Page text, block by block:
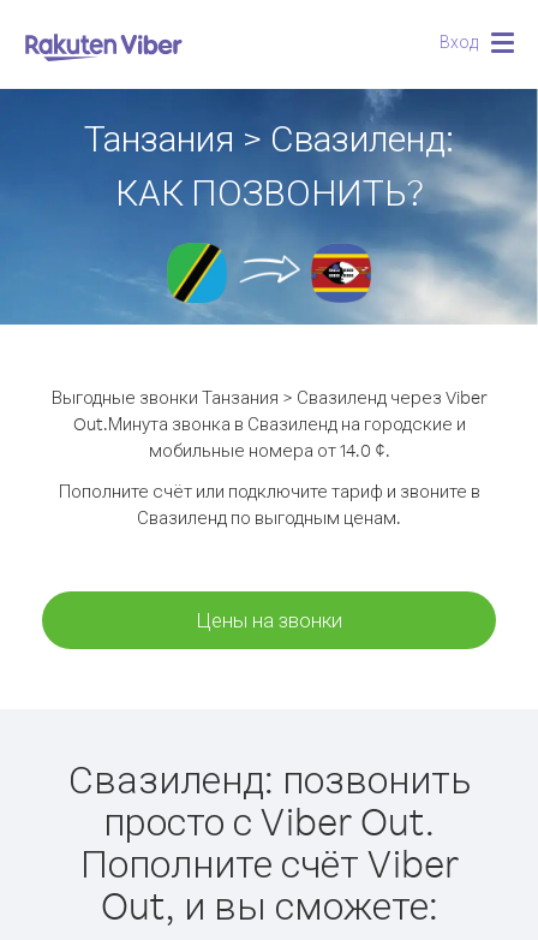
Вход
Танзания > Свазиленд:
КАК ПОЗВОНИТЬ?
Выгодные звонки Танзания > Свазиленд через Viber
Out.Минута звонка в Свазиленд на городские и
мобильные номера от 14.0 ¢.
Пополните счёт или подключите тариф и звоните в
Свазиленд по выгодным ценам.
Цены на звонки
Свазиленд: позвонить
просто с Viber Out.
Пополните счёт Viber
Out, и вы сможете: